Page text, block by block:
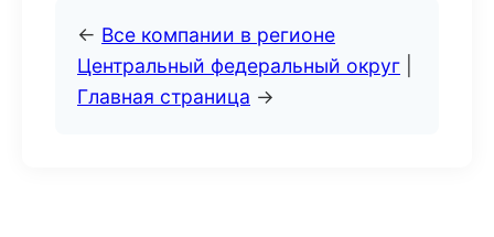
← Все компании в регионе
Центральный федеральный округ
Главная страница →